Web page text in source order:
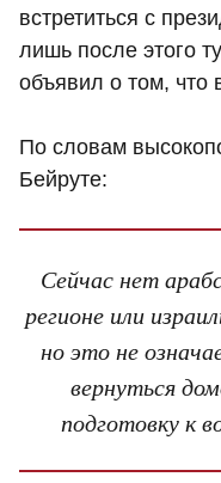
встретиться с
лишь после этого
объявил о том, что
По словам
Бейруте:
Сейчас нет
регионе или
но это не
вернуться
подготовку к